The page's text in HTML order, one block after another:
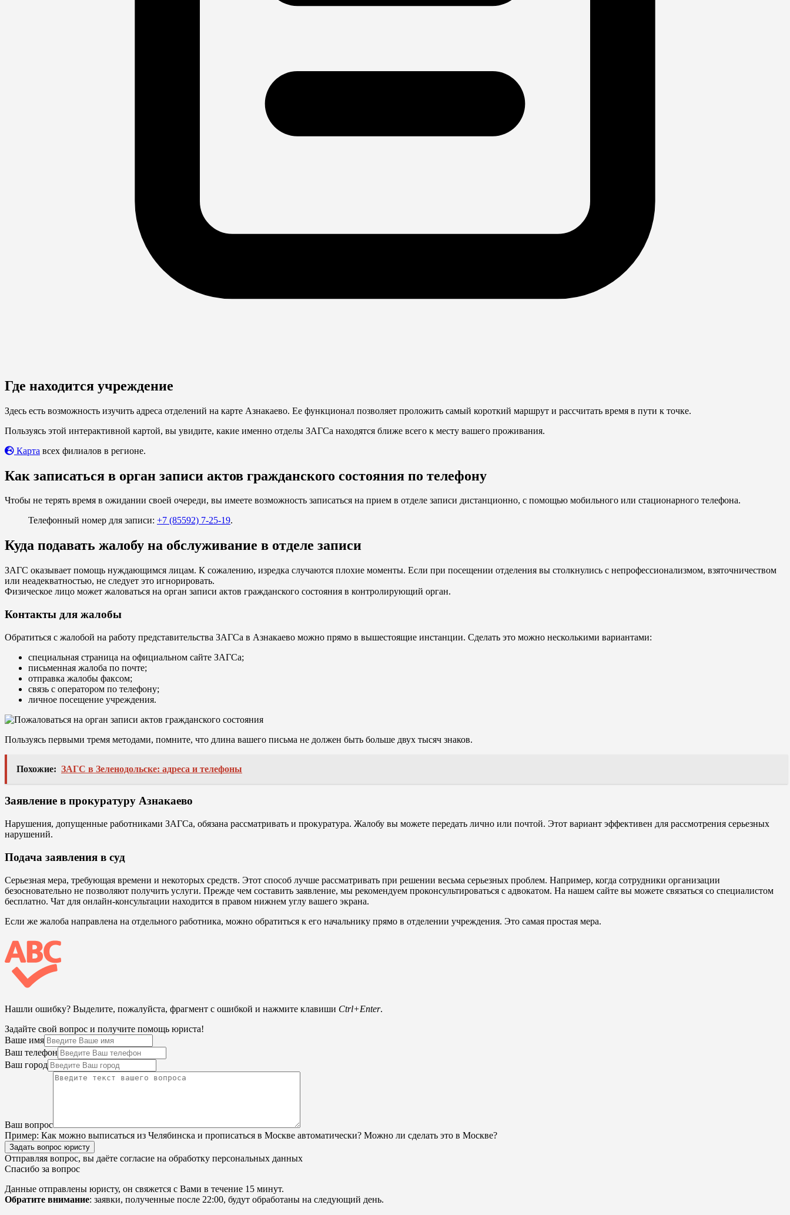
Где находится учреждение
Здесь есть возможность изучить адреса отделений на карте Азнакаево. Ее функционал позволяет проложить самый короткий маршрут и рассчитать время в пути к точке.
Пользуясь этой интерактивной картой, вы увидите, какие именно отделы ЗАГСа находятся ближе всего к месту вашего проживания.
Карта всех филиалов в регионе.
Как записаться в орган записи актов гражданского состояния по телефону
Чтобы не терять время в ожидании своей очереди, вы имеете возможность записаться на прием в отделе записи дистанционно, с помощью мобильного или стационарного телефона.
Телефонный номер для записи: +7 (85592) 7-25-19.
Куда подавать жалобу на обслуживание в отделе записи
ЗАГС оказывает помощь нуждающимся лицам. К сожалению, изредка случаются плохие моменты. Если при посещении отделения вы столкнулись с непрофессионализмом, взяточничеством
или неадекватностью, не следует это игнорировать.
Физическое лицо может жаловаться на орган записи актов гражданского состояния в контролирующий орган.
Контакты для жалобы
Обратиться с жалобой на работу представительства ЗАГСа в Азнакаево можно прямо в вышестоящие инстанции. Сделать это можно несколькими вариантами:
специальная страница на официальном сайте ЗАГСа;
письменная жалоба по почте;
отправка жалобы факсом;
связь с оператором по телефону;
личное посещение учреждения.
Пользуясь первыми тремя методами, помните, что длина вашего письма не должен быть больше двух тысяч знаков.
Похожие: ЗАГС в Зеленодольске: адреса и телефоны
Заявление в прокуратуру Азнакаево
Нарушения, допущенные работниками ЗАГСа, обязана рассматривать и прокуратура. Жалобу вы можете передать лично или почтой. Этот вариант эффективен для рассмотрения серьезных
нарушений.
Подача заявления в суд
Серьезная мера, требующая времени и некоторых средств. Этот способ лучше рассматривать при решении весьма серьезных проблем. Например, когда сотрудники организации
безосновательно не позволяют получить услуги. Прежде чем составить заявление, мы рекомендуем проконсультироваться с адвокатом. На нашем сайте вы можете связаться со специалистом
бесплатно. Чат для онлайн-консультации находится в правом нижнем углу вашего экрана.
Если же жалоба направлена на отдельного работника, можно обратиться к его начальнику прямо в отделении учреждения. Это самая простая мера.
Нашли ошибку? Выделите, пожалуйста, фрагмент с ошибкой и нажмите клавиши Ctrl+Enter.
Задайте свой вопрос и получите помощь юриста!
Ваше имя
Ваш телефон
Ваш город
Ваш вопрос
Пример: Как можно выписаться из Челябинска и прописаться в Москве автоматически? Можно ли сделать это в Москве?
Задать вопрос юристу
Отправляя вопрос, вы даёте согласие на обработку персональных данных
Спасибо за вопрос
Данные отправлены юристу, он свяжется с Вами в течение 15 минут.
Обратите внимание: заявки, полученные после 22:00, будут обработаны на следующий день.